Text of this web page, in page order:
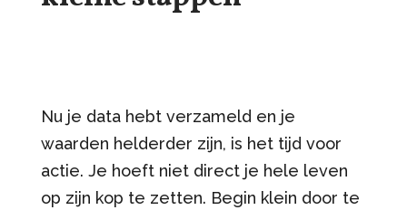
Nu je data hebt verzameld en je
waarden helderder zijn, is het tijd voor
actie. Je hoeft niet direct je hele leven
op zijn kop te zetten. Begin klein door te